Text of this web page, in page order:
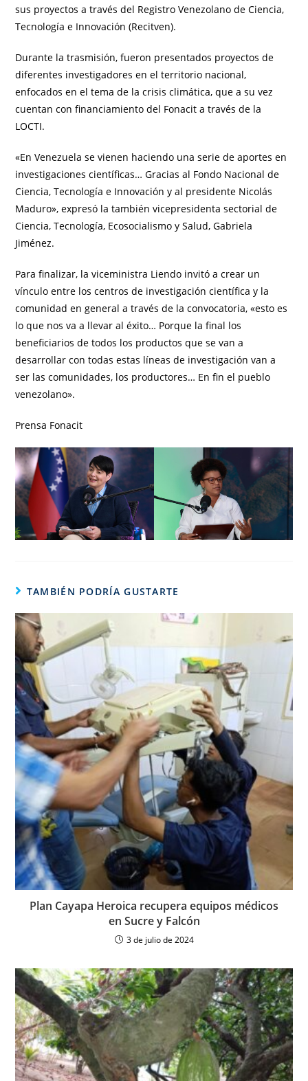
sus proyectos a través del Registro Venezolano de Ciencia,
Tecnología e Innovación (Recitven).
Durante la trasmisión, fueron presentados proyectos de
diferentes investigadores en el territorio nacional,
enfocados en el tema de la crisis climática, que a su vez
cuentan con financiamiento del Fonacit a través de la
LOCTI.
«En Venezuela se vienen haciendo una serie de aportes en
investigaciones científicas… Gracias al Fondo Nacional de
Ciencia, Tecnología e Innovación y al presidente Nicolás
Maduro», expresó la también vicepresidenta sectorial de
Ciencia, Tecnología, Ecosocialismo y Salud, Gabriela
Jiménez.
Para finalizar, la viceministra Liendo invitó a crear un
vínculo entre los centros de investigación científica y la
comunidad en general a través de la convocatoria, «esto es
lo que nos va a llevar al éxito… Porque la final los
beneficiarios de todos los productos que se van a
desarrollar con todas estas líneas de investigación van a
ser las comunidades, los productores… En fin el pueblo
venezolano».
Prensa Fonacit
TAMBIÉN PODRÍA GUSTARTE
Plan Cayapa Heroica recupera equipos médicos
en Sucre y Falcón
3 de julio de 2024